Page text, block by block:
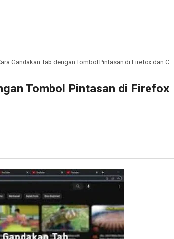
Gandakan Tab dengan Tombol Pintasan di Firefox dan Chrome
Tombol Pintasan di Firefox